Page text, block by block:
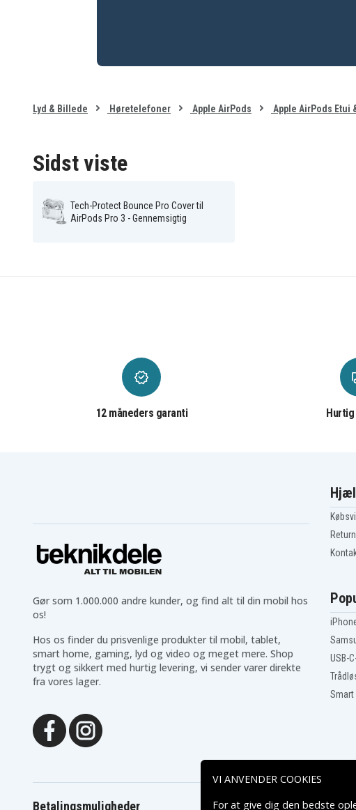
Lyd & Billede Høretelefoner Apple AirPods Apple AirPods Etui
Sidst viste
Tech-Protect Bounce Pro Cover til
AirPods Pro 3 - Gennemsigtig
12 måneders garanti
Gør som 1.000.000 andre kunder, og find alt til din mobil hos
os!
Hos os finder du prisvenlige produkter til mobil, tablet,
smart home, gaming, lyd og video og meget mere. Shop
trygt og sikkert med hurtig levering, vi sender varer direkte
fra vores lager.
USB-
Smart
Betalingsmuligheder
VI ANVENDER COOKIES
For at give dig den bedste